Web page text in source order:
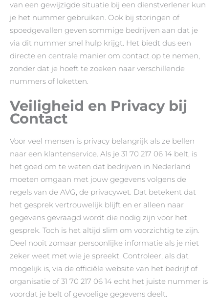
van een gewijzigde situatie bij een dienstverlener kun
je het nummer gebruiken. Ook bij storingen of
spoedgevallen geven sommige bedrijven aan dat je
via dit nummer snel hulp krijgt. Het biedt dus een
directe en centrale manier om contact op te nemen,
zonder dat je hoeft te zoeken naar verschillende
nummers of loketten.
Veiligheid en Privacy bij
Contact
Voor veel mensen is privacy belangrijk als ze bellen
naar een klantenservice. Als je 31 70 217 06 14 belt, is
het goed om te weten dat bedrijven in Nederland
moeten omgaan met jouw gegevens volgens de
regels van de AVG, de privacywet. Dat betekent dat
het gesprek vertrouwelijk blijft en er alleen naar
gegevens gevraagd wordt die nodig zijn voor het
gesprek. Toch is het altijd slim om voorzichtig te zijn.
Deel nooit zomaar persoonlijke informatie als je niet
zeker weet met wie je spreekt. Controleer, als dat
mogelijk is, via de officiële website van het bedrijf of
organisatie of 31 70 217 06 14 echt het juiste nummer is
voordat je belt of gevoelige gegevens deelt.